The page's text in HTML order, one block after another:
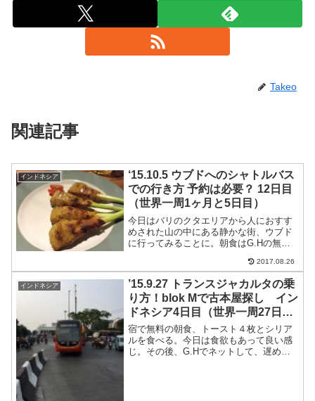
Takeo
関連記事
インドネシア
‘15.10.5 ウブドへのシャトルバス
での行き方 予約は必要？ 12日目
（世界一周1ヶ月と5日目）
今日はバリのクタエリアから人におすす
めされた山の中にある静かな街、ウブド
に行ってみることに。朝食はG.Hの無料
そうなマーガリンをつけていただく。あ
と昨日買ったドラゴンフルーツを半分に
カットしてスプーンです...
2017.08.26
インドネシア
’15.9.27 トランスジャカルタの乗
り方！blok Mで古本屋探し イン
ドネシア4日目（世界一周27日
目）
宿で無料の朝食、トースト４枚とシリア
ルを食べる。今日は食欲もあって良い感
じ。その後、G.Hでネットして、遅めの